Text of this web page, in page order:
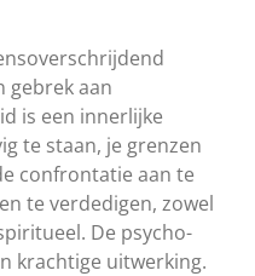
gebrek aan
is een innerlijke
te staan, je grenzen
confrontatie aan te
te verdedigen, zowel
De psycho-
krachtige uitwerking.